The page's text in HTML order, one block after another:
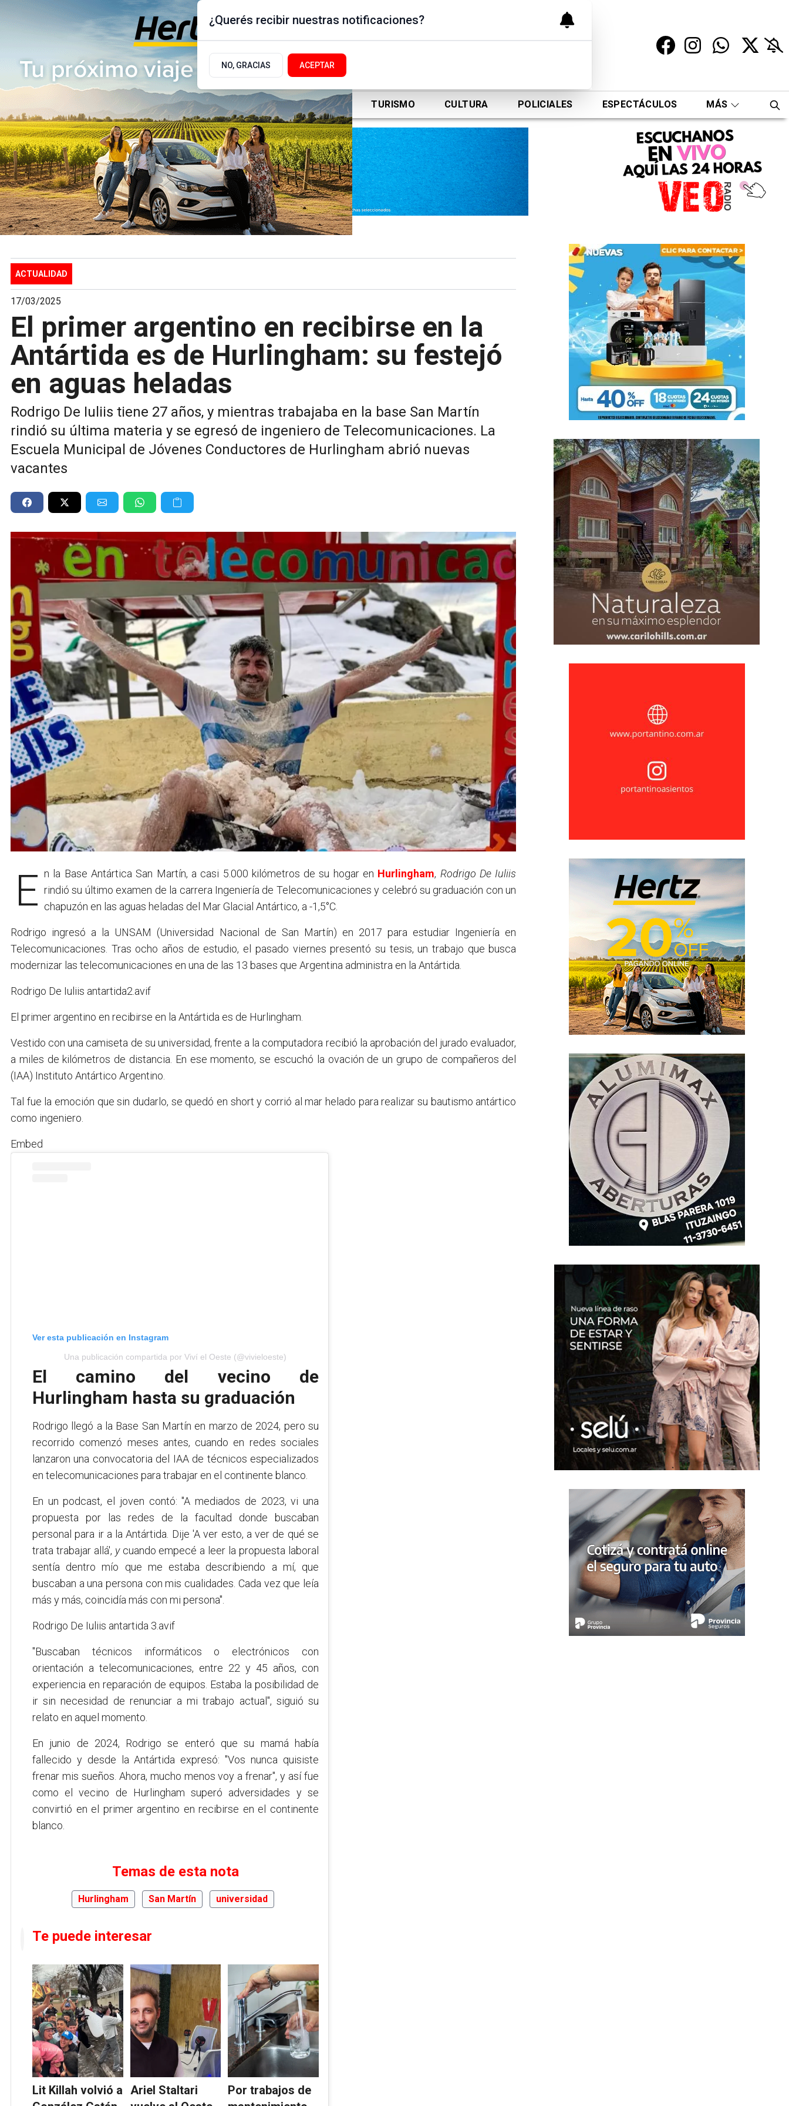
Jueves 6 de Agosto
de 2026
17.9ºc | Buenos Aires, AR
ACTUALIDAD POLÍTICA DEPORTES TURISMO CULTURA POLICIALES ESPECTÁCULOS MÁS
ACTUALIDAD
17/03/2025
El primer argentino en recibirse en la
Antártida es de Hurlingham: su festejó
en aguas heladas
Rodrigo De Iuliis tiene 27 años, y mientras trabajaba en la base San Martín
rindió su última materia y se egresó de ingeniero de Telecomunicaciones. La
Escuela Municipal de Jóvenes Conductores de Hurlingham abrió nuevas
vacantes
En la Base Antártica San Martín, a casi 5.000 kilómetros de su hogar en Hurlingham, Rodrigo De Iuliis
rindió su último examen de la carrera Ingeniería de Telecomunicaciones y celebró su graduación con un
chapuzón en las aguas heladas del Mar Glacial Antártico, a -1,5°C.
Rodrigo ingresó a la UNSAM (Universidad Nacional de San Martín) en 2017 para estudiar Ingeniería en
Telecomunicaciones. Tras ocho años de estudio, el pasado viernes presentó su tesis, un trabajo que busca
modernizar las telecomunicaciones en una de las 13 bases que Argentina administra en la Antártida.
Rodrigo De Iuliis antartida2.avif
El primer argentino en recibirse en la Antártida es de Hurlingham.
Vestido con una camiseta de su universidad, frente a la computadora recibió la aprobación del jurado evaluador,
a miles de kilómetros de distancia. En ese momento, se escuchó la ovación de un grupo de compañeros del
(IAA) Instituto Antártico Argentino.
Tal fue la emoción que sin dudarlo, se quedó en short y corrió al mar helado para realizar su bautismo antártico
como ingeniero.
Embed
Ver esta publicación en Instagram
Una publicación compartida por Viví el Oeste (@vivieloeste)
El camino del vecino de
Hurlingham hasta su graduación
Rodrigo llegó a la Base San Martín en marzo de 2024, pero su
recorrido comenzó meses antes, cuando en redes sociales
lanzaron una convocatoria del IAA de técnicos especializados
en telecomunicaciones para trabajar en el continente blanco.
En un podcast, el joven contó: "A mediados de 2023, vi una
propuesta por las redes de la facultad donde buscaban
personal para ir a la Antártida. Dije 'A ver esto, a ver de qué se
trata trabajar allá', ycuando empecé a leer la propuesta laboral
sentía dentro mío que me estaba describiendo a mí, que
buscaban a una persona con mis cualidades. Cada vez que leía
más y más, coincidía más con mi persona".
Rodrigo De Iuliis antartida 3.avif
"Buscaban técnicos informáticos o electrónicos con
orientación a telecomunicaciones, entre 22 y 45 años, con
experiencia en reparación de equipos. Estaba la posibilidad de
ir sin necesidad de renunciar a mi trabajo actual", siguió su
relato en aquel momento.
En junio de 2024, Rodrigo se enteró que su mamá había
fallecido y desde la Antártida expresó: "Vos nunca quisiste
frenar mis sueños. Ahora, mucho menos voy a frenar", y así fue
como el vecino de Hurlingham superó adversidades y se
convirtió en el primer argentino en recibirse en el continente
blanco.
Temas de esta nota
Hurlingham San Martín universidad
Te puede interesar
Lit Killah volvió a Ariel Staltari
Por trabajos de
¿Querés recibir nuestras notificaciones?
NO, GRACIAS ACEPTAR